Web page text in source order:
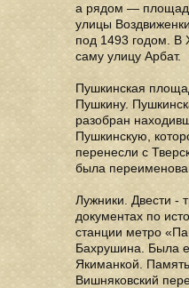
а рядом —
улицы
под 1493 годом. В
саму улицу Арбат.
Пушкинская
Пушкину.
разобран
Пушкинскую,
перенесли с
была
Лужники. Двести -
документах по
станции метро
Бахрушина. Была
Якиманкой.
Вишняковский